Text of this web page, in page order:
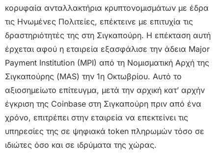
κορυφαία ανταλλακτήρια κρυπτονομισμάτων με έδρα
τις Ηνωμένες Πολιτείες, επέκτεινε με επιτυχία τις
δραστηριότητές της στη Σιγκαπούρη. Η επέκταση αυτή
έρχεται αφού η εταιρεία εξασφάλισε την άδεια Major
Payment Institution (MPI) από τη Νομισματική Αρχή της
Σιγκαπούρης (MAS) την 1η Οκτωβρίου. Αυτό το
αξιοσημείωτο επίτευγμα, μετά την αρχική κατ’ αρχήν
έγκριση της Coinbase στη Σιγκαπούρη πριν από ένα
χρόνο, επιτρέπει στην εταιρεία να επεκτείνει τις
υπηρεσίες της σε ψηφιακά token πληρωμών τόσο σε
ιδιώτες όσο και σε ιδρύματα της χώρας.